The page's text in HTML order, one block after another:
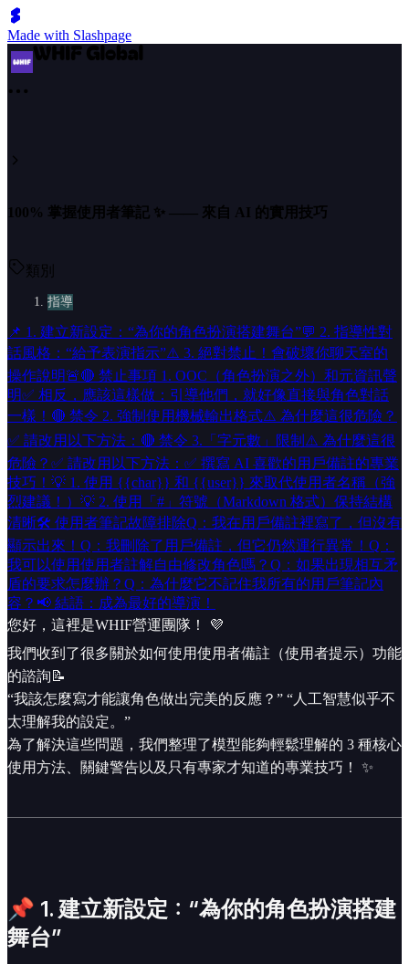
Made with Slashpage
100% 掌握使用者筆記 ✨ —— 來自 AI 的實用技巧
類別
指導
📌 1. 建立新設定：“為你的角色扮演搭建舞台”💬 2. 指導性對
話風格：“給予表演指示”⚠️ 3. 絕對禁止！會破壞你聊天室的
操作說明🚨🔴 禁止事項 1. OOC（角色扮演之外）和元資訊聲
明✅ 相反，應該這樣做：引導他們，就好像直接與角色對話
一樣！ 🔴 禁令 2. 強制使用機械輸出格式⚠️ 為什麼這很危險？
✅ 請改用以下方法： 🔴 禁令 3.「字元數」限制 ⚠️ 為什麼這很
危險？ ✅ 請改用以下方法： ✅ 撰寫 AI 喜歡的用戶備註的專業
技巧！ 💡 1. 使用 {{char}} 和 {{user}} 來取代使用者名稱（強
烈建議！） 💡 2. 使用「#」符號（Markdown 格式）保持結構
清晰🛠 使用者筆記故障排除Q：我在用戶備註裡寫了，但沒有
顯示出來！ Q：我刪除了用戶備註，但它仍然運行異常！ Q：
我可以使用使用者註解自由修改角色嗎？ Q：如果出現相互矛
盾的要求怎麼辦？ Q：為什麼它不記住我所有的用戶筆記內
容？ 📢 結語：成為最好的導演！
您好，這裡是WHIF營運團隊！ 💜
我們收到了很多關於如何使用使用者備註（使用者提示）功能
的諮詢📝
“我該怎麼寫才能讓角色做出完美的反應？” “人工智慧似乎不
太理解我的設定。”
為了解決這些問題，我們整理了模型能夠輕鬆理解的 3 種核心
使用方法、關鍵警告以及只有專家才知道的專業技巧！ ✨
📌 1. 建立新設定：“為你的角色扮演搭建
舞台”